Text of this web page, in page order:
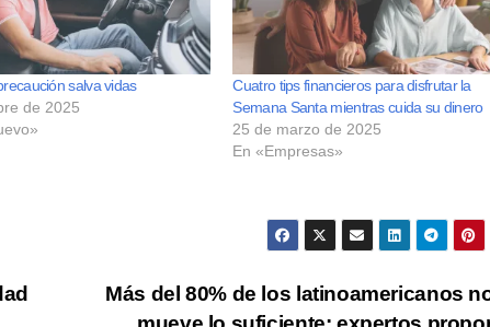
salva vidas
de 2025
Cuatro tips financieros para disfrutar la
Semana Santa mientras cuida su dinero
25 de marzo de 2025
En «Empresas»
Más del 80% de los latinoamericanos